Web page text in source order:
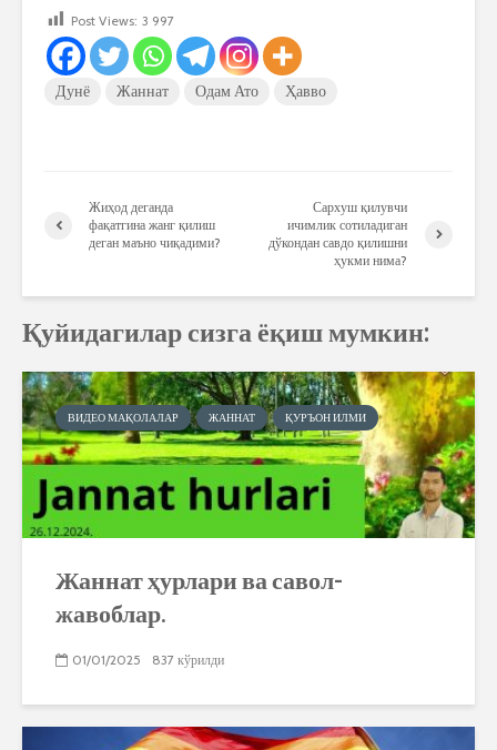
Post Views: 3 997
Дунё Жаннат Одам Ато Ҳавво
Жиҳод деганда
фақатгина жанг қилиш
деган маъно чиқадими?
Сархуш қилувчи
ичимлик сотиладиган
дўкондан савдо қилишни
ҳукми нима?
Қуйидагилар сизга ёқиш мумкин:
ВИДЕО МАҚОЛАЛАР ЖАННАТ ҚУРЪОН ИЛМИ
Жаннат ҳурлари ва савол-
жавоблар.
01/01/2025 837 кўрилди